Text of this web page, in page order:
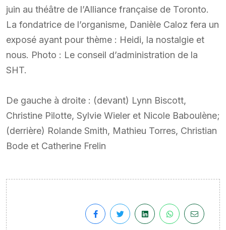
juin au théâtre de l’Alliance française de Toronto.
La fondatrice de l’organisme, Danièle Caloz fera un
exposé ayant pour thème : Heidi, la nostalgie et
nous. Photo : Le conseil d’administration de la
SHT.
De gauche à droite : (devant) Lynn Biscott,
Christine Pilotte, Sylvie Wieler et Nicole Baboulène;
(derrière) Rolande Smith, Mathieu Torres, Christian
Bode et Catherine Frelin